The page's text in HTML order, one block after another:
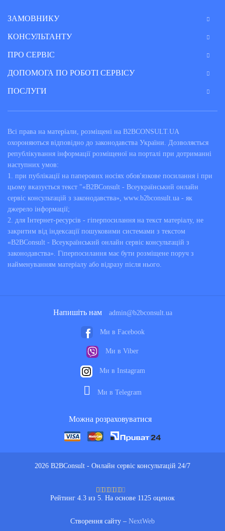
ЗАМОВНИКУ
КОНСУЛЬТАНТУ
ПРО СЕРВІС
ДОПОМОГА ПО РОБОТІ СЕРВІСУ
ПОСЛУГИ
Всі права на матеріали, розміщені на B2BCONSULT.UA
охороняються відповідно до законодавства України. Дозволяється
републікування інформації розміщеної на порталі при дотриманні
наступних умов:
1. при публікації на паперових носіях обов'язкове посилання і при
цьому вказується текст "«B2BConsult - Всеукраїнський онлайн
сервіс консультацій з законодавства», www.b2bconsult.ua - як
джерело інформації;
2. для Інтернет-ресурсів - гіперпосилання на текст матеріалу, не
закритим від індексації пошуковими системами з текстом
«B2BConsult - Всеукраїнський онлайн сервіс консультацій з
законодавства». Гіперпосилання має бути розміщене поруч з
найменуванням матеріалу або відразу після нього.
2026 B2BConsult - Онлайн сервіс консультацій 24/7
Рейтинг 4.3 из 5. На основе 1125 оценок
Створення сайту – NextWeb
Напишіть нам admin@b2bconsult.ua
Ми в Facebook
Ми в Viber
Ми в Instagram
Ми в Telegram
Можна розраховуватися